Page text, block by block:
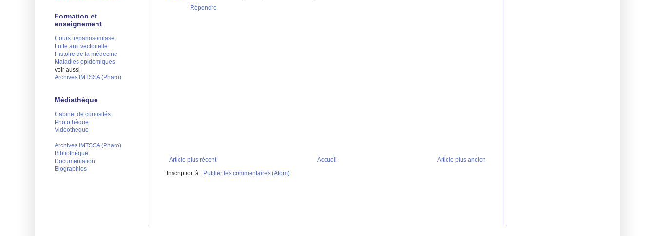
Répondre
Article plus récent Article plus ancien
Accueil
Inscription à : Publier les commentaires (Atom)
Formation et
enseignement
Cours trypanosomiase
Lutte anti vectorielle
Histoire de la médecine
Maladies épidémiques
voir aussi
Archives IMTSSA (Pharo)
Médiathèque
Cabinet de curiosités
Photothèque
Vidéothèque
Archives IMTSSA (Pharo)
Bibliothèque
Documentation
Biographies